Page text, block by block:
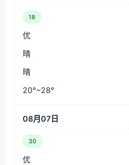
18
优
晴
晴
20°~28°
08月07日
30
优